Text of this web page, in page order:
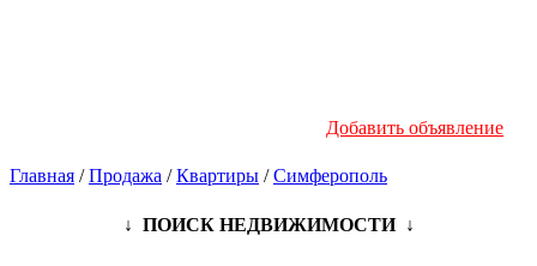
Добавить объявление
Главная /Продажа /Квартиры /Симферополь
↓ ПОИСК НЕДВИЖИМОСТИ ↓